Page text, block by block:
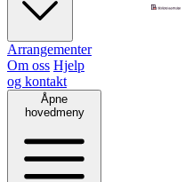
Arrangementer
Om oss Hjelp
og kontakt
Åpne
hovedmeny